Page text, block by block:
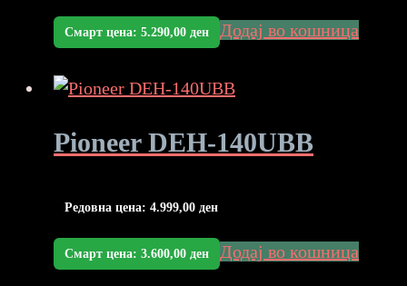
Смарт цена: 5.290,00 ден Додај во кошница
Pioneer DEH-140UBB
Редовна цена: 4.999,00 ден
Смарт цена: 3.600,00 ден Додај во кошница